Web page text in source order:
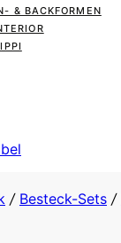
& BACKFORMEN
/ Besteck-Sets /